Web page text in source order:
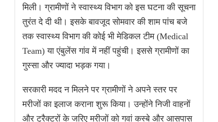
मिली। ग्रामीणों ने स्वास्थ्य विभाग को इस घटना की सूचना
तुरंत दे दी थी। इसके बावजूद सोमवार की शाम पांच बजे
तक स्वास्थ्य विभाग की कोई भी मेडिकल टीम (Medical
Team) या एंबुलेंस गांव में नहीं पहुंची। इससे ग्रामीणों का
गुस्सा और ज्यादा भड़क गया।
सरकारी मदद न मिलने पर ग्रामीणों ने अपने स्तर पर
मरीजों का इलाज कराना शुरू किया। उन्होंने निजी वाहनों
और ट्रैक्टरों के जरिए मरीजों को गवां कस्बे और आसपास